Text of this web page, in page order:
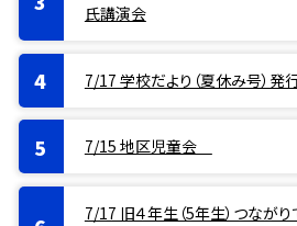
氏講演会
7/17 学校だより（夏休み号）発
7/15 地区児童会
7/17 旧４年生（5年生）つなが